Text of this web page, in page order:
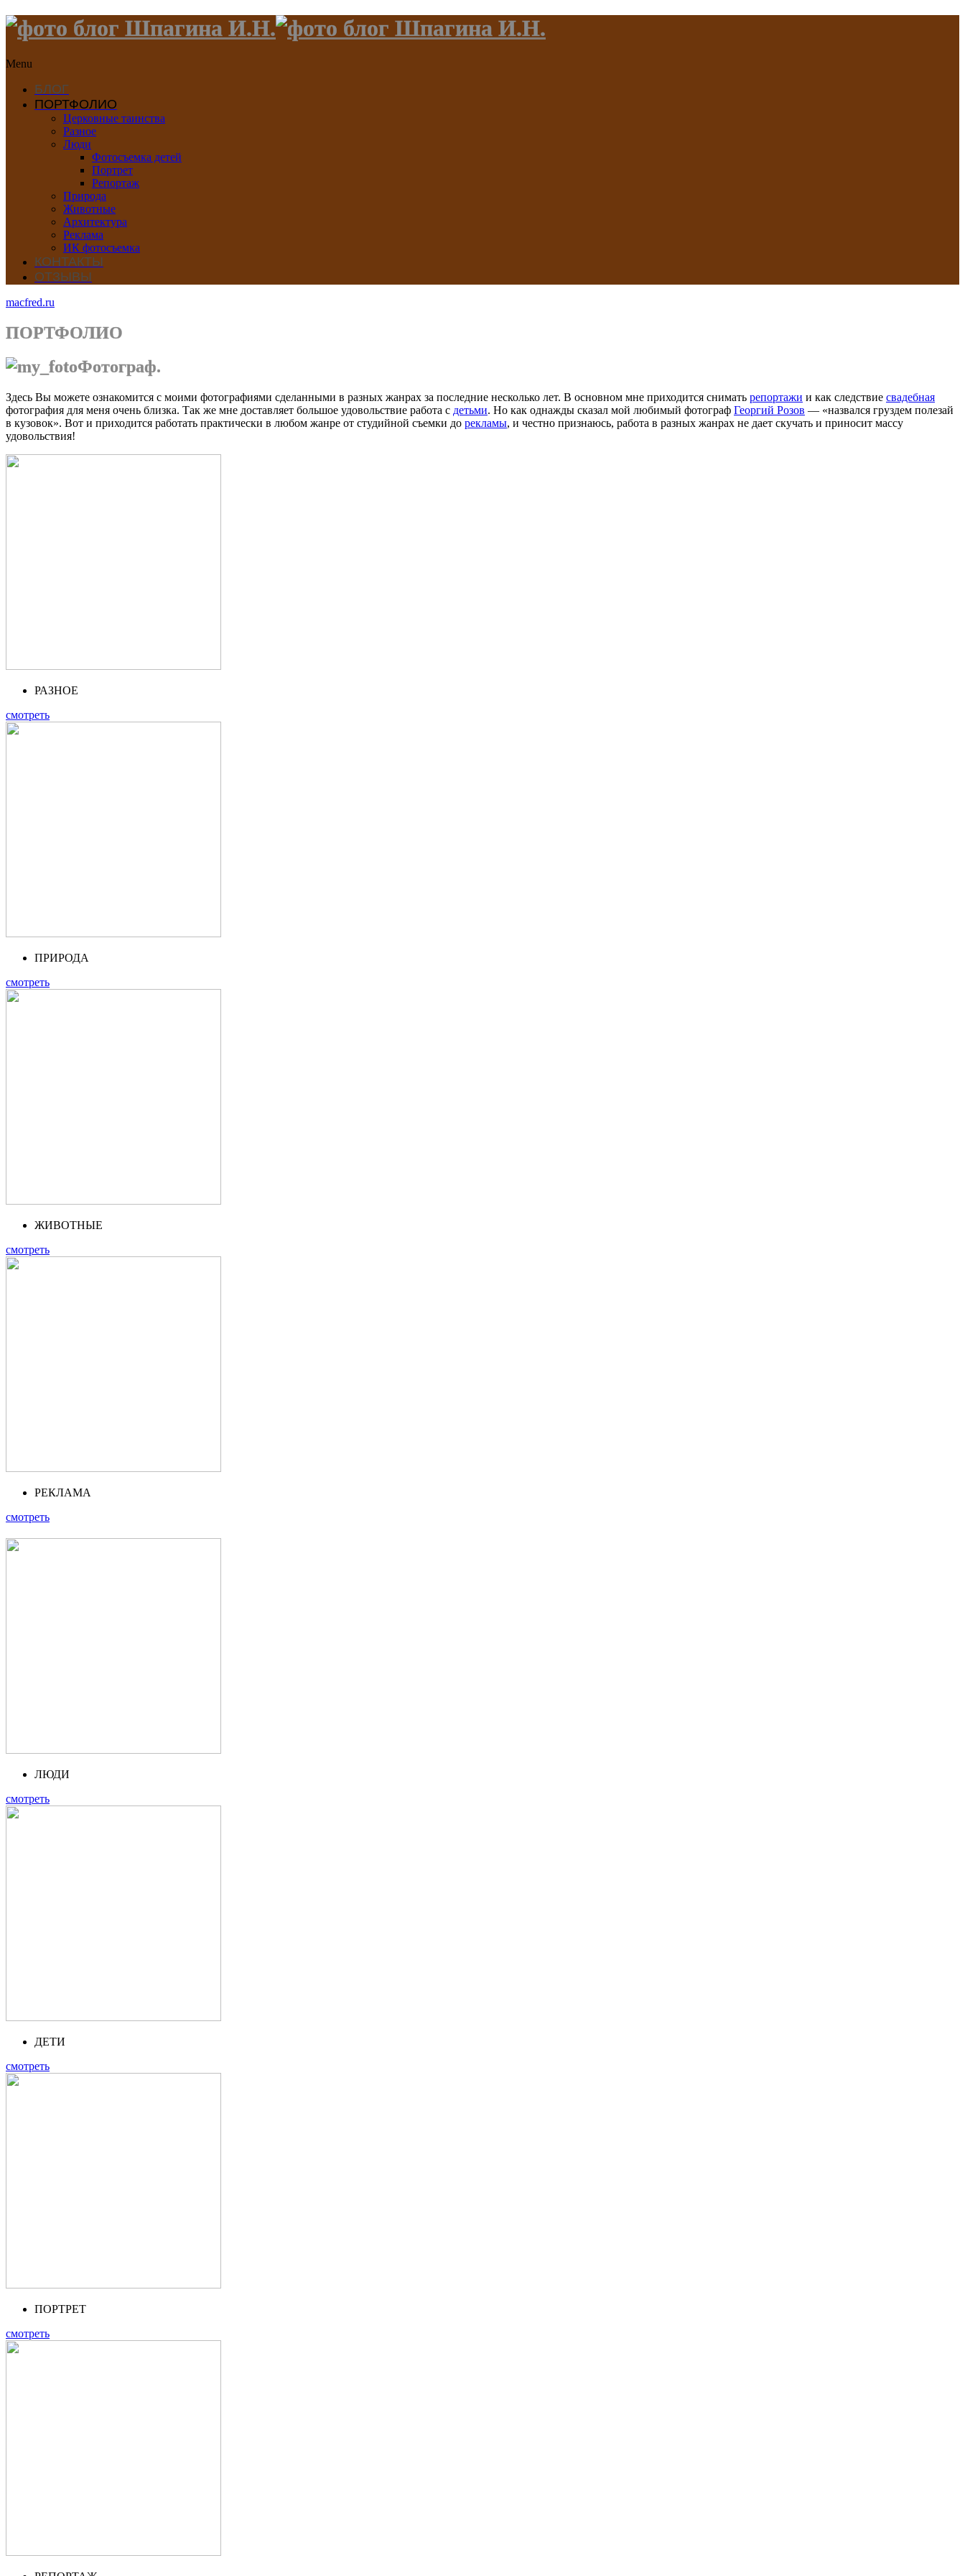
Menu
БЛОГ
ПОРТФОЛИО
Церковные таинства
Разное
Люди
Фотосъемка детей
Портрет
Репортаж
Природа
Животные
Архитектура
Реклама
ИК фотосъемка
КОНТАКТЫ
ОТЗЫВЫ
macfred.ru
ПОРТФОЛИО
Фотограф.
Здесь Вы можете ознакомится с моими фотографиями сделанными в разных жанрах за последние несколько лет. В основном мне приходится снимать репортажи и как следствие свадебная
фотография для меня очень близка. Так же мне доставляет большое удовольствие работа с детьми. Но как однажды сказал мой любимый фотограф Георгий Розов — «назвался груздем полезай
в кузовок». Вот и приходится работать практически в любом жанре от студийной съемки до рекламы, и честно признаюсь, работа в разных жанрах не дает скучать и приносит массу
удовольствия!
РАЗНОЕ
смотреть
ПРИРОДА
смотреть
ЖИВОТНЫЕ
смотреть
РЕКЛАМА
смотреть
ЛЮДИ
смотреть
ДЕТИ
смотреть
ПОРТРЕТ
смотреть